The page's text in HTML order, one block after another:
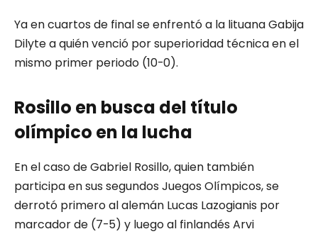
Ya en cuartos de final se enfrentó a la lituana Gabija
Dilyte a quién venció por superioridad técnica en el
mismo primer periodo (10-0).
Rosillo en busca del título
olímpico en la lucha
En el caso de Gabriel Rosillo, quien también
participa en sus segundos Juegos Olímpicos, se
derrotó primero al alemán Lucas Lazogianis por
marcador de (7-5) y luego al finlandés Arvi